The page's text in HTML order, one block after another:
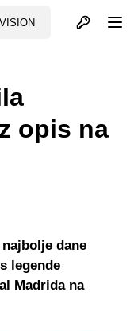
Otvori profil
opis na
dane
legende
Madrida na